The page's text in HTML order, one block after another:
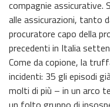
compagnie assicurative.
alle assicurazioni, tanto
procuratore capo della
precedenti in Italia
Come da copione, la
incidenti: 35 gli episodi
molti di più – in un arco